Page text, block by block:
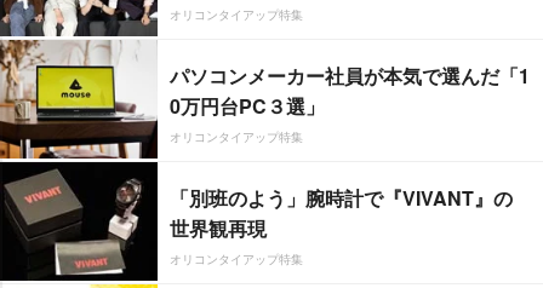
オリコンタイアップ特集
パソコンメーカー社員が本気で選んだ「1
0万円台PC３選」
オリコンタイアップ特集
「別班のよう」腕時計で『VIVANT』の
世界観再現
オリコンタイアップ特集